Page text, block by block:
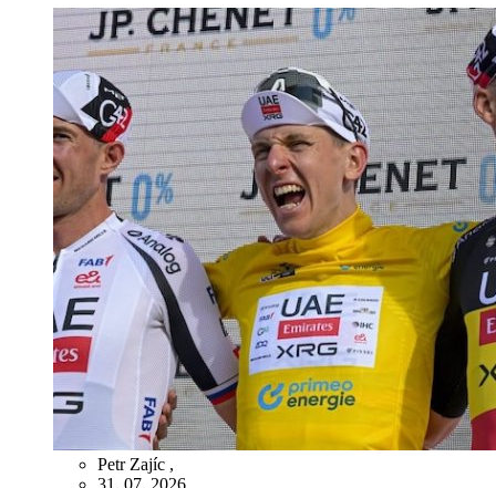
Petr Zajíc ,
31. 07. 2026